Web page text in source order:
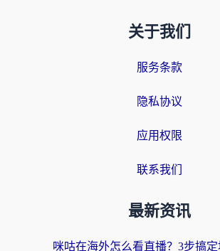
关于我们
服务条款
隐私协议
应用权限
联系我们
最新资讯